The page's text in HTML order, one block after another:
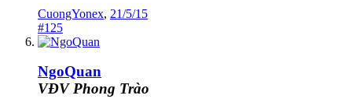
CuongYonex, 21/5/15
#125
NgoQuan
VĐV Phong Trào